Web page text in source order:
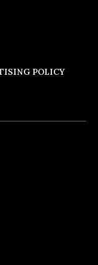
POLICY